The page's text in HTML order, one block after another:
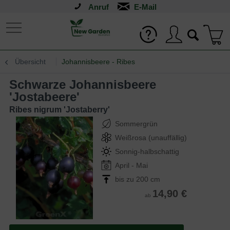
Anruf
Übersicht Johannisbeere - Ribes
Schwarze Johannisbeere
'Jostabeere'
Ribes nigrum 'Jostaberry'
Sommergrün
Weißrosa (unauffällig)
Sonnig-halbschattig
April - Mai
bis zu 200 cm
ab 14,90 €